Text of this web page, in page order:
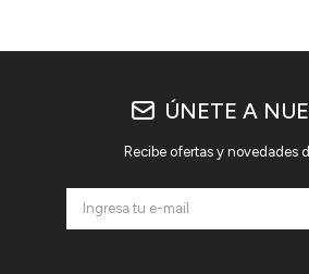
ÚNETE A
Recibe ofertas y novedades